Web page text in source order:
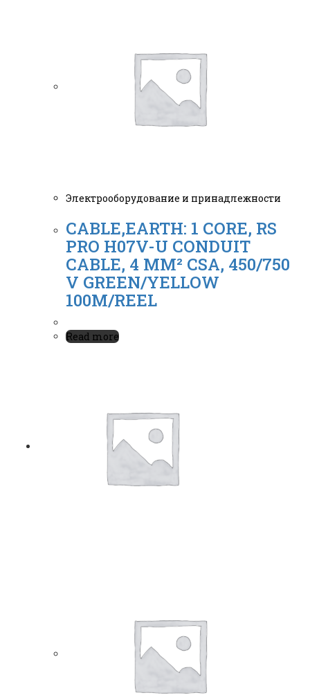
Электрооборудование и принадлежности
CABLE,EARTH: 1 CORE, RS
PRO H07V-U CONDUIT
CABLE, 4 MM² CSA, 450/750
V GREEN/YELLOW
100M/REEL
Read more